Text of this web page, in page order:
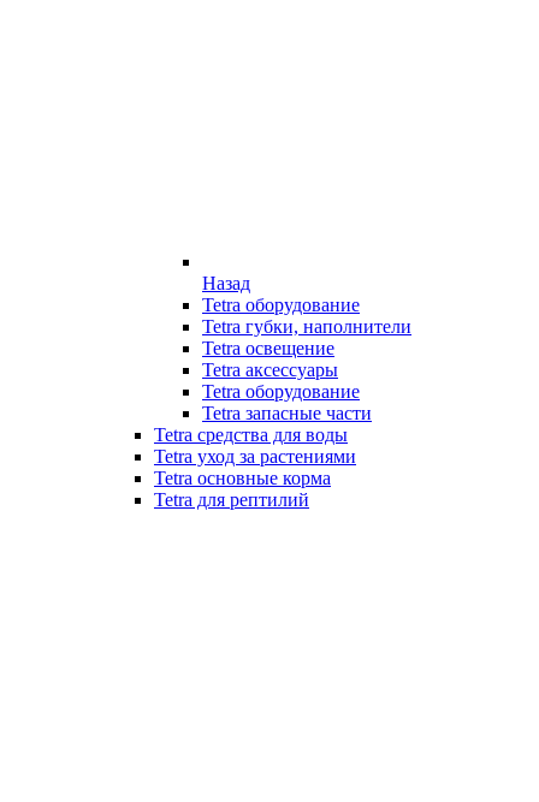
Назад
Tetra оборудование
Tetra губки, наполнители
Tetra освещение
Tetra аксессуары
Tetra оборудование
Tetra запасные части
Tetra средства для воды
Tetra уход за растениями
Tetra основные корма
Tetra для рептилий